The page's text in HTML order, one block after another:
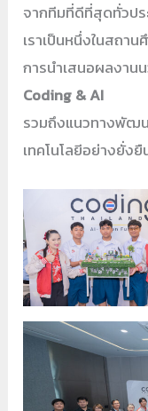
จากทีมที่ดีที่สุดทั่วปร
เราเป็นหนึ่งในสถา
การนำเสนอผลงาน
Coding & AI
รวมถึงแนวทางพัฒ
เทคโนโลยีอย่างยั่งยื